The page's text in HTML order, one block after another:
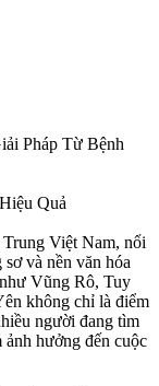
Pháp Từ Bệnh
Quả
Việt Nam, nổi
và nền văn hóa
Vũng Rô, Tuy
không chỉ là điểm
người đang tìm
hưởng đến cuộc